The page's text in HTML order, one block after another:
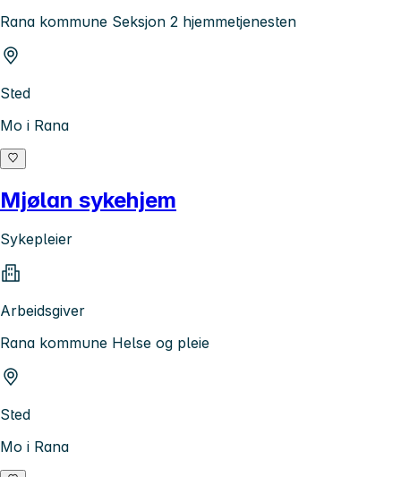
Rana kommune Seksjon 2 hjemmetjenesten
Sted
Mo i Rana
Mjølan sykehjem
Sykepleier
Arbeidsgiver
Rana kommune Helse og pleie
Sted
Mo i Rana